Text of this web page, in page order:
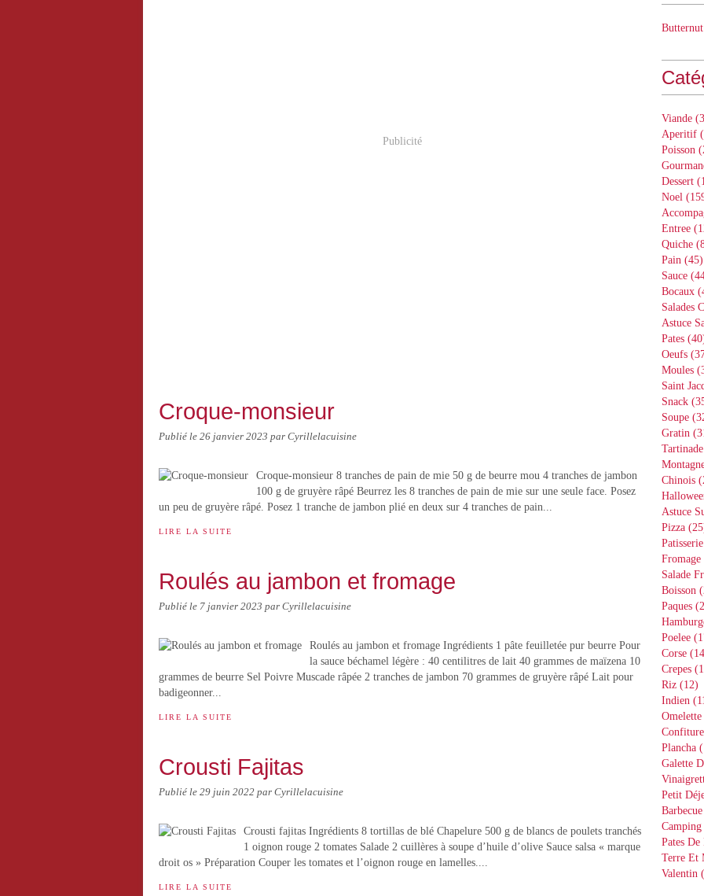
Publicité
Croque-monsieur
Publié le 26 janvier 2023 par Cyrillelacuisine
Croque-monsieur 8 tranches de pain de mie 50 g de beurre mou 4 tranches de jambon
100 g de gruyère râpé Beurrez les 8 tranches de pain de mie sur une seule face. Posez
un peu de gruyère râpé. Posez 1 tranche de jambon plié en deux sur 4 tranches de pain...
LIRE LA SUITE
Roulés au jambon et fromage
Publié le 7 janvier 2023 par Cyrillelacuisine
Roulés au jambon et fromage Ingrédients 1 pâte feuilletée pur beurre Pour
la sauce béchamel légère : 40 centilitres de lait 40 grammes de maïzena 10
grammes de beurre Sel Poivre Muscade râpée 2 tranches de jambon 70 grammes de gruyère râpé Lait pour
badigeonner...
LIRE LA SUITE
Crousti Fajitas
Publié le 29 juin 2022 par Cyrillelacuisine
Crousti fajitas Ingrédients 8 tortillas de blé Chapelure 500 g de blancs de poulets tranchés
1 oignon rouge 2 tomates Salade 2 cuillères à soupe d’huile d’olive Sauce salsa « marque
droit os » Préparation Couper les tomates et l’oignon rouge en lamelles....
LIRE LA SUITE
Viande
Aperitif
Poisson
Dessert
Noel
Entree
Quiche
Pain (45)
Sauce
Bocaux
Salades
Astuce
Pates
Oeufs
Moules
Saint
Snack
Soupe
Gratin
Tartinade
Chinois
Astuce
Pizza
Patisserie
Fromage
Salade
Boisson
Paques
Poelee
Corse
Crepes
Riz (12)
Indien
Omelette
Confiture
Plancha
Galette
Petit
Barbecue
Camping
Pates
Terre Et
Valentin